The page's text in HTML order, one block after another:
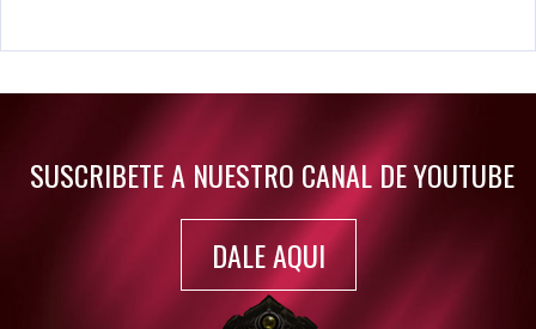
Rumor: Se filtran los primeros detalles de Resident Evil 9
SUSCRIBETE A NUESTRO CANAL DE YOUTUBE
DALE AQUI